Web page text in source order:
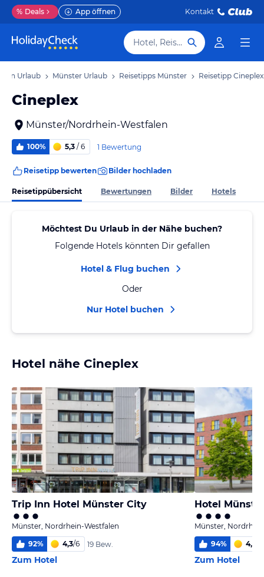
% Deals App öffnen Kontakt
Hotel, Reiseziel
Urlaub Münster Urlaub Reisetipps Münster Reisetipp Cineplex
Cineplex
Münster/Nordrhein-Westfalen
100% 5,3 / 6 1 Bewertung
Reisetipp bewerten Bilder hochladen
Reisetippübersicht Bewertungen Bilder Hotels
Möchtest Du Urlaub in der Nähe buchen?
Folgende Hotels könnten Dir gefallen
Hotel & Flug buchen
Oder
Nur Hotel buchen
Hotel nähe Cineplex
Trip Inn Hotel Münster City
Münster, Nordrhein-Westfalen
92% 4,3/6 19 Bew.
Zum Hotel
Münster,
94% 4,9
Zum Hotel